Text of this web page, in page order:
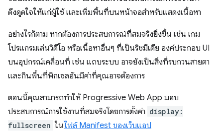
ดึงดูดใจให้แก่ผู้ใช้ และเพิ่มพื้นที่บนหน้าจอสำหรับแสดงเนื้อหา
อย่างไรก็ตาม หากต้องการประสบการณ์ที่สมจริงยิ่งขึ้น เช่น เกม
โปรแกรมเล่นวิดีโอ หรือเนื้อหาอื่นๆ ที่เป็นริชมีเดีย องค์ประกอบ UI
บนอุปกรณ์เคลื่อนที่ เช่น แถบระบบ อาจยังเป็นสิ่งที่รบกวนสายตา
และกินพื้นที่พิกเซลอันมีค่าที่คุณอาจต้องการ
ตอนนี้คุณสามารถทำให้ Progressive Web App มอบ
ประสบการณ์การใช้งานที่สมจริงโดยการตั้งค่า display:
fullscreen ในไฟล์ Manifest ของเว็บแอป